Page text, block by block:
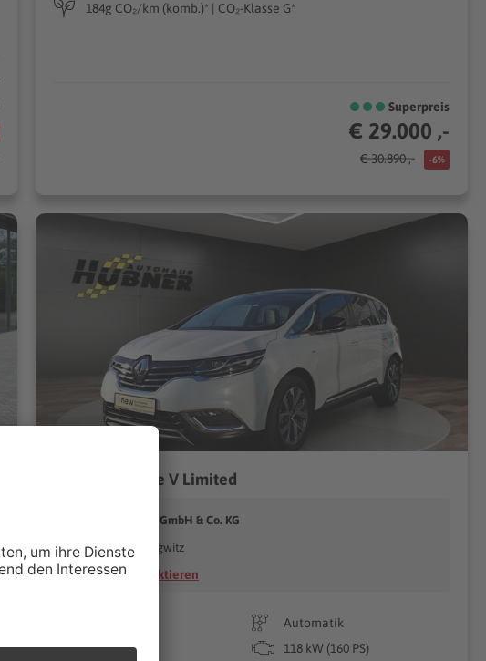
184g CO₂/km (komb.)* | CO₂-Klasse G*
Superpreis
€ 29.000 ,-
€ 30.890 ,- -6%
Renault Espace V Limited
Autohaus Hübner GmbH & Co. KG
09353 Oberlungwitz
Händler kontaktieren
Automatik
10/2019
118 kW (160 PS)